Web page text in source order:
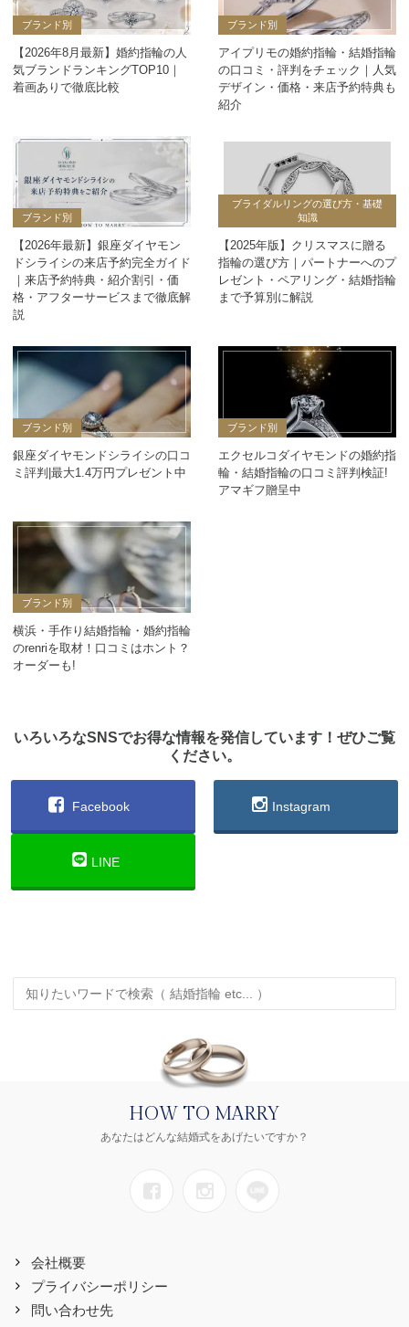
ブランド別
【2026年8月最新】婚約指輪の人
気ブランドランキングTOP10｜
着画ありで徹底比較
ブランド別
アイプリモの婚約指輪・結婚指輪
の口コミ・評判をチェック｜人気
デザイン・価格・来店予約特典も
紹介
ブランド別
【2026年最新】銀座ダイヤモン
ドシライシの来店予約完全ガイド
｜来店予約特典・紹介割引・価
格・アフターサービスまで徹底解
説
ブライダルリングの選び方・基礎
知識
【2025年版】クリスマスに贈る
指輪の選び方｜パートナーへのプ
レゼント・ペアリング・結婚指輪
まで予算別に解説
ブランド別
銀座ダイヤモンドシライシの口コ
ミ評判|最大1.4万円プレゼント中
ブランド別
エクセルコダイヤモンドの婚約指
輪・結婚指輪の口コミ評判検証!
アマギフ贈呈中
ブランド別
横浜・手作り結婚指輪・婚約指輪
のrenriを取材！口コミはホント？
オーダーも!
いろいろなSNSでお得な情報を発信しています！ぜひご覧
ください。
Facebook Instagram
LINE
HOW TO MARRY
あなたはどんな結婚式をあげたいですか？
会社概要
プライバシーポリシー
問い合わせ先